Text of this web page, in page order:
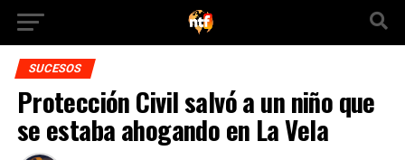
SUCESOS
Protección Civil salvó a un niño que
se estaba ahogando en La Vela